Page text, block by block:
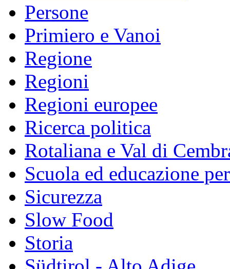
Persone
Primiero e Vanoi
Regione
Regioni
Regioni europee
Ricerca politica
Rotaliana e Val di
Scuola ed educazione
Sicurezza
Slow Food
Storia